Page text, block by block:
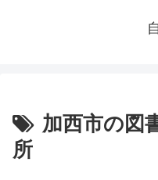
加西市の図
所